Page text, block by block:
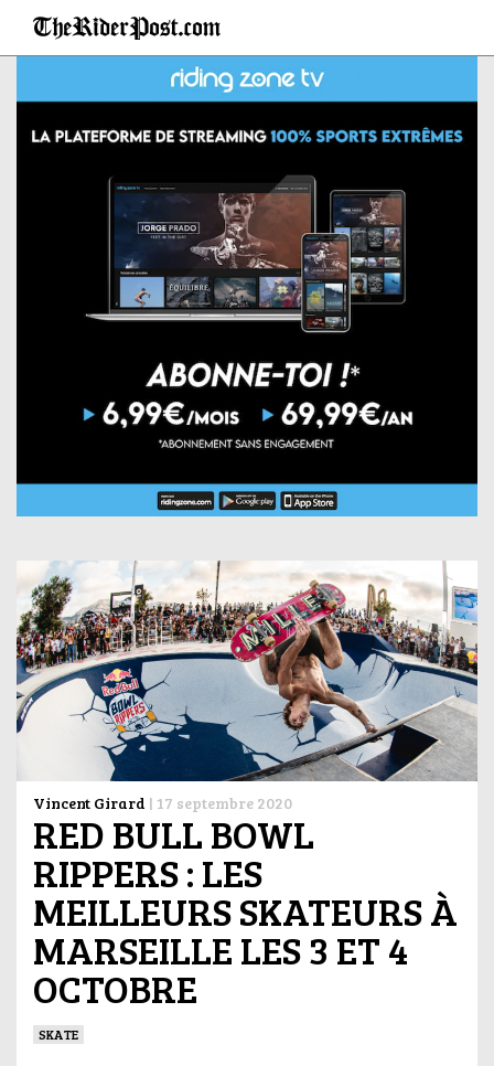
Vincent Girard | 17 septembre 2020
RED BULL BOWL
RIPPERS : LES
MEILLEURS SKATEURS À
MARSEILLE LES 3 ET 4
OCTOBRE
SKATE